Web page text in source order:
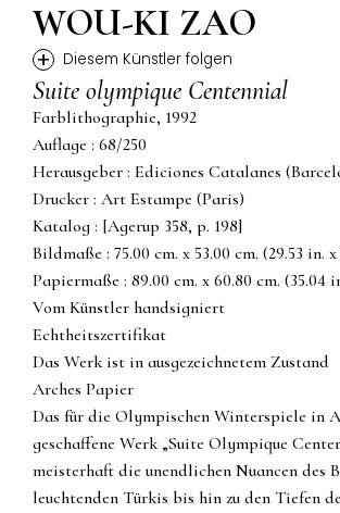
WOU-KI ZAO
+ Diesem Künstler folgen
Suite olympique Centennial
Farblithographie, 1992
Auflage : 68/250
Herausgeber : Ediciones Catalanes
Drucker : Art Estampe (Paris)
Katalog : [Agerup 358, p. 198]
Bildmaße : 75.00 cm. x 53.00 cm. (29.53 in.
Papiermaße : 89.00 cm. x 60.80 cm. (35.04
Vom Künstler handsigniert
Echtheitszertifikat
Das Werk ist in ausgezeichnetem Zustand
Arches Papier
Das für die Olympischen Winterspiele in
geschaffene Werk „Suite Olympique
meisterhaft die unendlichen Nuancen des
leuchtenden Türkis bis hin zu den Tiefen